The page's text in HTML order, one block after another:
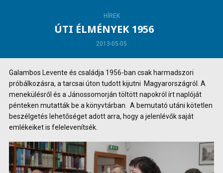
HÍREK
ÚTI ÉLMÉNYEK 1956
2013-05-05
Galambos Levente és családja 1956-ban csak harmadszori
próbálkozásra, a tarcsai úton tudott kijutni Magyarországról. A
menekülésről és a Jánossomorján töltött napokról írt naplóját
pénteken mutatták be a könyvtárban. A bemutató utáni kötetlen
beszélgetés lehetőséget adott arra, hogy a jelenlévők saját
emlékeiket is felelevenítsék.